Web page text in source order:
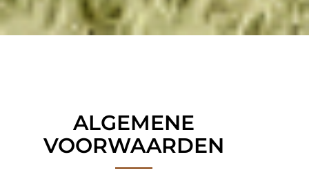
ALGEMENE
VOORWAARDEN